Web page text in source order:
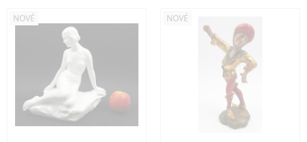
NOVÉ NOVÉ